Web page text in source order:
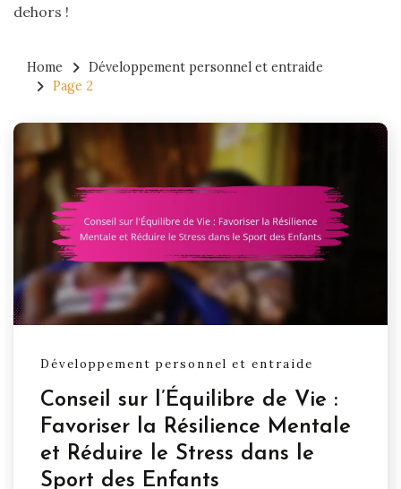
dehors !
Home
Développement personnel et entraide
Page 2
Développement personnel et entraide
Conseil sur l’Équilibre de Vie :
Favoriser la Résilience Mentale
et Réduire le Stress dans le
Sport des Enfants